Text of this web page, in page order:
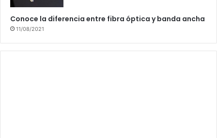
Conoce la diferencia entre fibra óptica y banda ancha
11/08/2021